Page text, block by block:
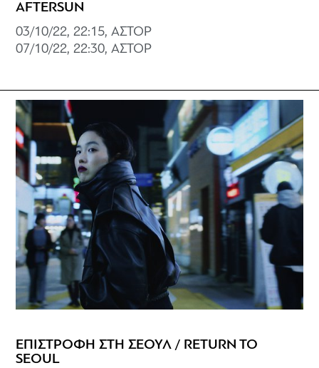
AFTERSUN
03/10/22, 22:15, ΑΣΤΟΡ
07/10/22, 22:30, ΑΣΤΟΡ
ΕΠΙΣΤΡΟΦΗ ΣΤΗ ΣΕΟΥΛ / RETURN TO
SEOUL